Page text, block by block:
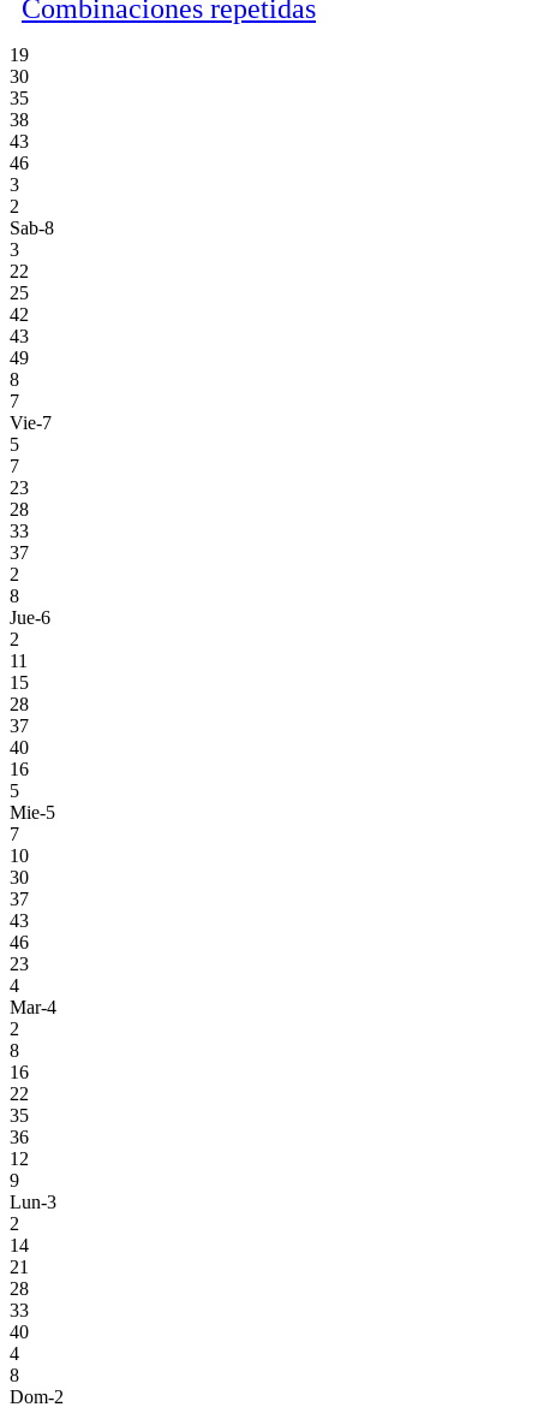
Combinaciones repetidas
19
30
35
38
43
46
3
2
Sab-8
3
22
25
42
43
49
8
7
Vie-7
5
7
23
28
33
37
2
8
Jue-6
2
11
15
28
37
40
16
5
Mie-5
7
10
30
37
43
46
23
4
Mar-4
2
8
16
22
35
36
12
9
Lun-3
2
14
21
28
33
40
4
8
Dom-2